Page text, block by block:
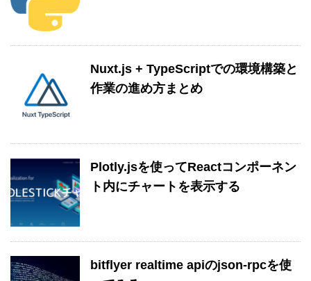
Nuxt.js + TypeScriptでの環境構築と
作業の進め方まとめ
Plotly.jsを使ってReactコンポーネン
ト内にチャートを表示する
bitflyer realtime apiのjson-rpcを使